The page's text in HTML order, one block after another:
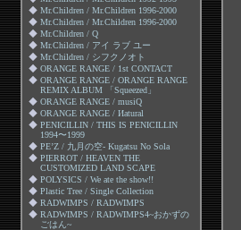
◆ Mr.Children / Mr.Children 1996-2000
◆ Mr.Children / Mr.Children 1996-2000
◆ Mr.Children / Q
◆ Mr.Children / アイ ラブ ユー
◆ Mr.Children / シフクノオト
◆ ORANGE RANGE / 1st CONTACT
◆ ORANGE RANGE / ORANGE RANGE
REMIX ALBUM 「Squeezed」
◆ ORANGE RANGE / musiQ
◆ ORANGE RANGE / Иatural
◆ PENICILLIN / THIS IS PENICILLIN
1994〜1999
◆ PE’Z / 九月の空- Kugatsu No Sola
◆ PIERROT / HEAVEN THE
CUSTOMIZED LAND SCAPE
◆ POLYSICS / We ate the show!!
◆ Plastic Tree / Single Collection
◆ RADWIMPS / RADWIMPS
◆ RADWIMPS / RADWIMPS4~おかずの
ごはん~